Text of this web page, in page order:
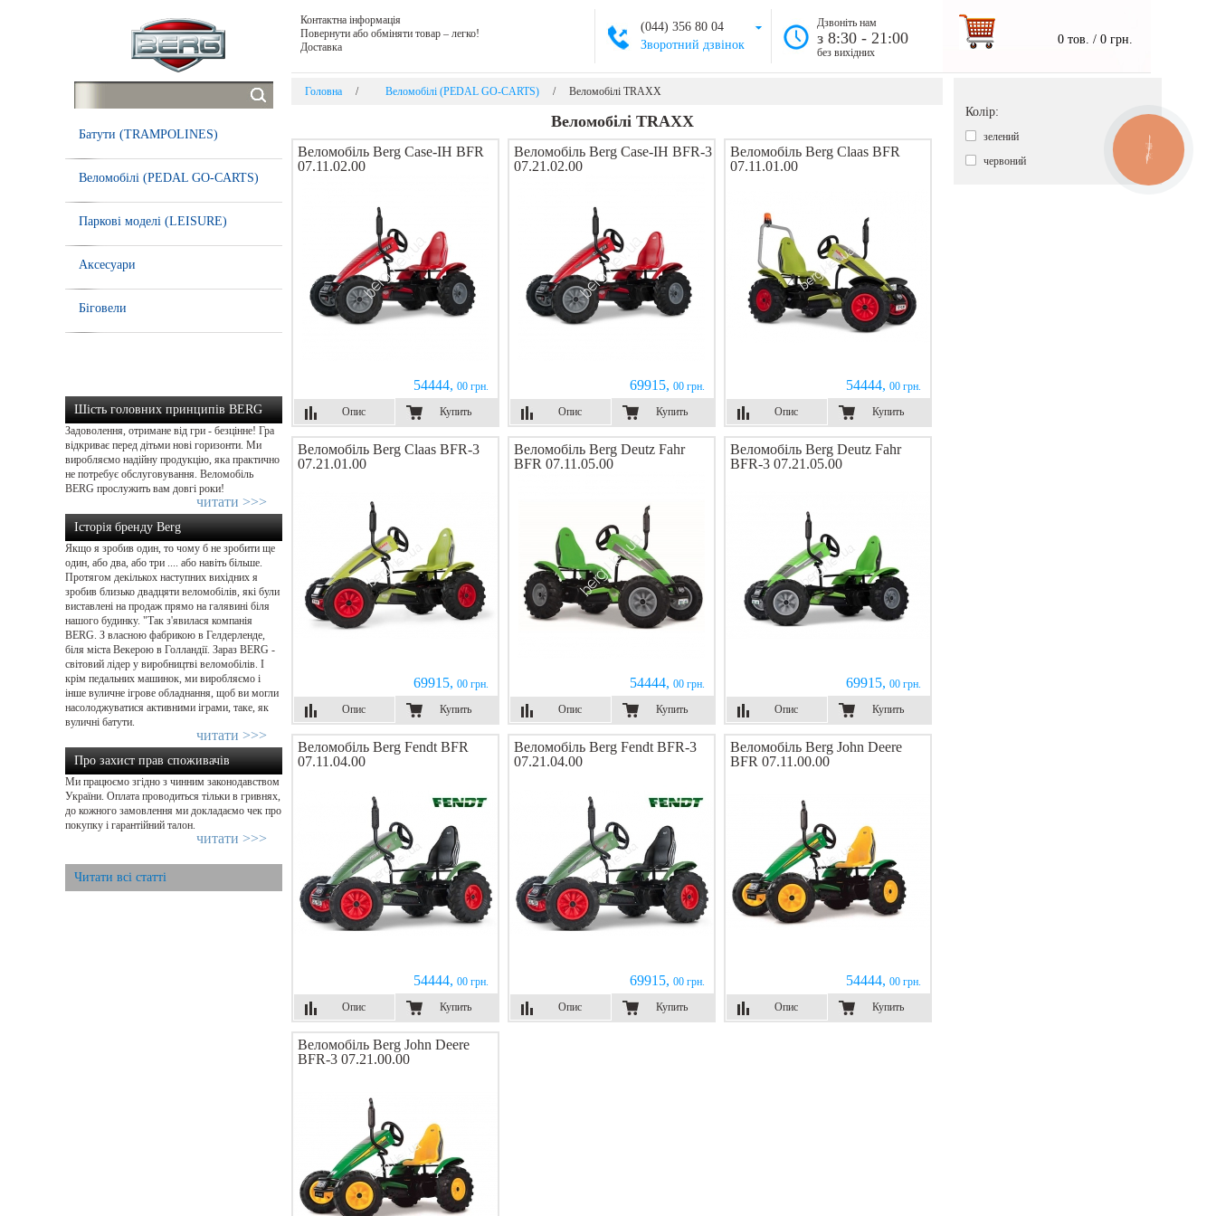
Батути (TRAMPOLINES)
Веломобілі (PEDAL GO-CARTS)
Паркові моделі (LEISURE)
Аксесуари
Біговели
Шість головних принципів BERG
Задоволення, отримане від гри - безцінне! Гра
відкриває перед дітьми нові горизонти. Ми
виробляємо надійну продукцію, яка практично
не потребує обслуговування. Веломобіль
BERG прослужить вам довгі роки!
читати >>>
Історія бренду Berg
Якщо я зробив один, то чому б не зробити ще
один, або два, або три .... або навіть більше.
Протягом декількох наступних вихідних я
зробив близько двадцяти веломобілів, які були
виставлені на продаж прямо на галявині біля
нашого будинку. "Так з'явилася компанія
BERG. З власною фабрикою в Гелдерленде,
біля міста Векерою в Голландії. Зараз BERG -
світовий лідер у виробництві веломобілів. І
крім педальних машинок, ми виробляємо і
інше вуличне ігрове обладнання, щоб ви могли
насолоджуватися активними іграми, таке, як
вуличні батути.
читати >>>
Про захист прав споживачів
Ми працюємо згідно з чинним законодавством
України. Оплата проводиться тільки в гривнях,
до кожного замовлення ми докладаємо чек про
покупку і гарантійний талон.
читати >>>
Читати всі статті
Контактна інформація
Повернути або обміняти товар – легко!
Доставка
(044) 356 80 04
Зворотний дзвінок
Дзвоніть нам
з 8:30 - 21:00
без вихідних
0 тов. / 0 грн.
Головна / Веломобілі (PEDAL GO-CARTS) / Веломобілі TRAXX
Веломобілі TRAXX
Веломобіль Berg Case-IH BFR
07.11.02.00
54444, 00 грн.
Опис
Купить
Веломобіль Berg Case-IH BFR-3
07.21.02.00
69915, 00 грн.
Опис
Купить
Веломобіль Berg Claas BFR
07.11.01.00
54444, 00 грн.
Опис
Купить
Веломобіль Berg Claas BFR-3
07.21.01.00
69915, 00 грн.
Опис
Купить
Веломобіль Berg Deutz Fahr
BFR 07.11.05.00
54444, 00 грн.
Опис
Купить
Веломобіль Berg Deutz Fahr
BFR-3 07.21.05.00
69915, 00 грн.
Опис
Купить
Веломобіль Berg Fendt BFR
07.11.04.00
54444, 00 грн.
Опис
Купить
Веломобіль Berg Fendt BFR-3
07.21.04.00
69915, 00 грн.
Опис
Купить
Веломобіль Berg John Deere
BFR 07.11.00.00
54444, 00 грн.
Опис
Купить
Веломобіль Berg John Deere
BFR-3 07.21.00.00
Колір:
зелений
червоний